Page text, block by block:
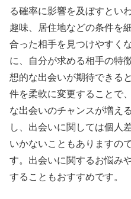
る確率に影響を及ぼすとい
趣味、居住地などの条件を
合った相手を見つけやすく
に、自分が求める相手の特
想的な出会いが期待できる
件を柔軟に変更することで
な出会いのチャンスが増え
し、出会いに関しては個人
いかないこともありますの
す。出会いに関するお悩み
することもおすすめです。